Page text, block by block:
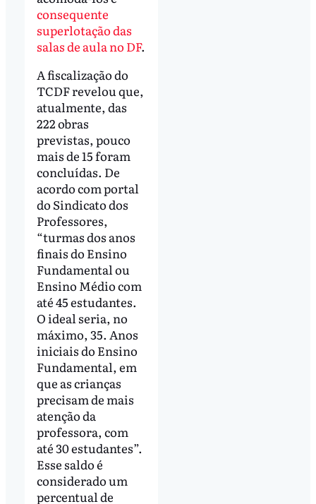
consequente
superlotação das
salas de aula no DF.
A fiscalização do
TCDF revelou que,
atualmente, das
222 obras
previstas, pouco
mais de 15 foram
concluídas. De
acordo com portal
do Sindicato dos
Professores,
“turmas dos anos
finais do Ensino
Fundamental ou
Ensino Médio com
até 45 estudantes.
O ideal seria, no
máximo, 35. Anos
iniciais do Ensino
Fundamental, em
que as crianças
precisam de mais
atenção da
professora, com
até 30 estudantes”.
Esse saldo é
considerado um
percentual de